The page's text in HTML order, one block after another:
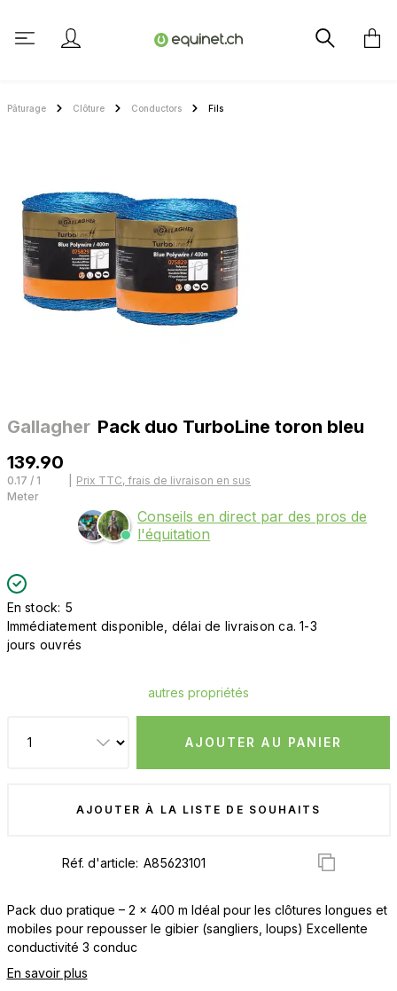
Pâturage Clôture Conductors Fils
Gallagher Pack duo TurboLine toron bleu
139.90
0.17 / 1
Meter
Prix TTC, frais de livraison en sus
Conseils en direct par des pros de
l'équitation
En stock: 5
Immédiatement disponible, délai de livraison ca. 1-3
jours ouvrés
autres propriétés
AJOUTER AU PANIER
AJOUTER À LA LISTE DE SOUHAITS
Réf. d'article:
Pack duo pratique – 2 x 400 m Idéal pour les clôtures longues et
mobiles pour repousser le gibier (sangliers, loups) Excellente
conductivité 3 conduc
En savoir plus